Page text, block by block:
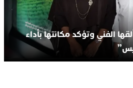
الفني وتؤكد مكانتها بأداء